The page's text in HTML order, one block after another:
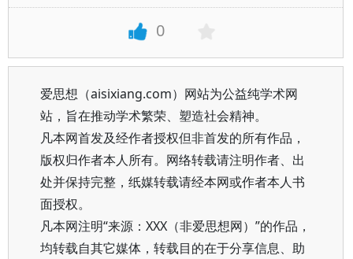
0
爱思想（aisixiang.com）网站为公益纯学术网
站，旨在推动学术繁荣、塑造社会精神。
凡本网首发及经作者授权但非首发的所有作品，
版权归作者本人所有。网络转载请注明作者、出
处并保持完整，纸媒转载请经本网或作者本人书
面授权。
凡本网注明“来源：XXX（非爱思想网）”的作品，
均转载自其它媒体，转载目的在于分享信息、助